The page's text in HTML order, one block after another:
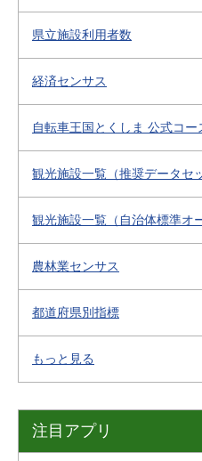
県立施設利用者数
経済センサス
自転車王国とくしま 公式コー
観光施設一覧（推奨データセ
観光施設一覧（自治体標準オ
農林業センサス
都道府県別指標
もっと見る
注目アプリ